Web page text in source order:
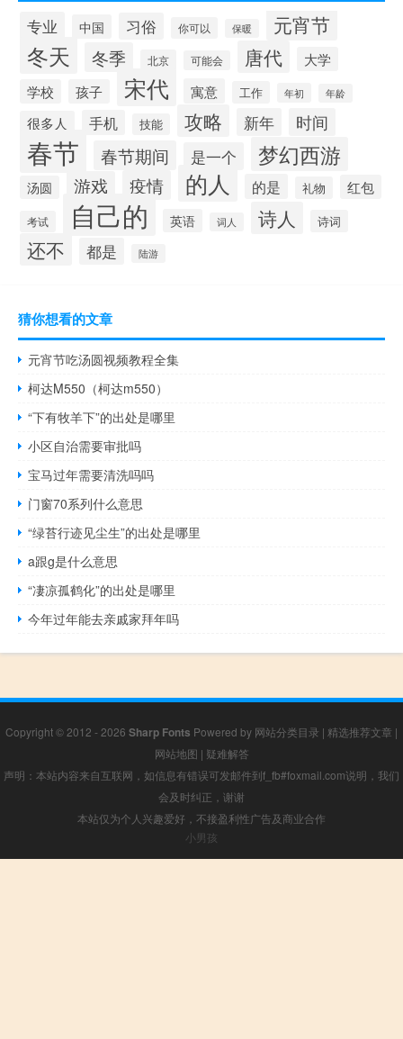
专业 中国 习俗 你可以 保暖 元宵节
冬天 冬季 北京 可能会 唐代
大学
学校
孩子 宋代 寓意 工作 年初 年龄
很多人 手机 技能 攻略 新年 时间
春节 春节期间 是一个 梦幻西游
汤圆 游戏 疫情 的人 的是 礼物 红包
考试 自己的 英语 词人 诗人 诗词
还不 都是 陆游
猜你想看的文章
元宵节吃汤圆视频教程全集
柯达M550（柯达m550）
“下有牧羊下”的出处是哪里
小区自治需要审批吗
宝马过年需要清洗吗吗
门窗70系列什么意思
“绿苔行迹见尘生”的出处是哪里
a跟g是什么意思
“凄凉孤鹤化”的出处是哪里
今年过年能去亲戚家拜年吗
Copyright © 2012 - 2026 Sharp Fonts Powered by 网站分类目录 | 精选推荐文章 |
网站地图 | 疑难解答
声明：本站内容来自互联网，如信息有错误可发邮件到f_fb#foxmail.com说明，我们
会及时纠正，谢谢
本站仅为个人兴趣爱好，不接盈利性广告及商业合作
小男孩